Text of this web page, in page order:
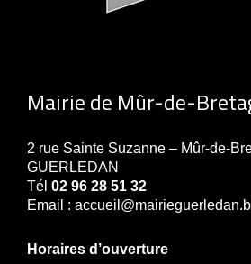
Mairie de Mûr-de-
2 rue Sainte Suzanne – Mûr-de-
GUERLEDAN
Tél 02 96 28 51 32
Email :
Horaires d’ouverture